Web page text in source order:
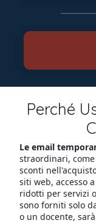
Perché
Le email
straordinari,
sconti
siti web, accesso
ridotti per servizi
sono forniti solo
o un docente,